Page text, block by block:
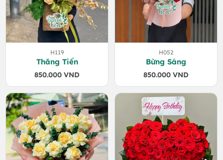
H119
Thăng Tiến
850.000 VND
H052
Bừng Sáng
850.000 VND